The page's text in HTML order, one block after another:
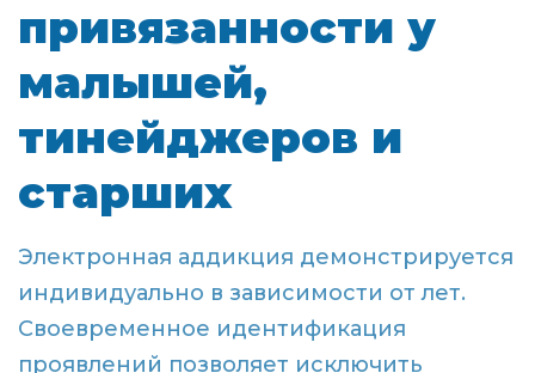
привязанности у
малышей,
тинейджеров и
старших
Электронная аддикция демонстрируется
индивидуально в зависимости от лет.
Своевременное идентификация
проявлений позволяет исключить